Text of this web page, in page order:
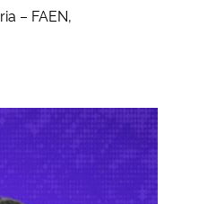
– FAEN,